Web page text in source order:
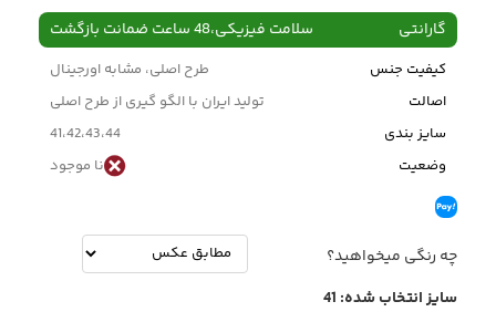
گارانتی سلامت فیزیکی،48 ساعت ضمانت بازگشت
کیفیت جنس
طرح اصلی، مشابه اورجینال
اصالت
تولید ایران با الگو گیری از طرح اصلی
سایز بندی
41،42،43،44
وضعیت
نا موجود
چه رنگی میخواهید؟
سایز انتخاب شده: 41